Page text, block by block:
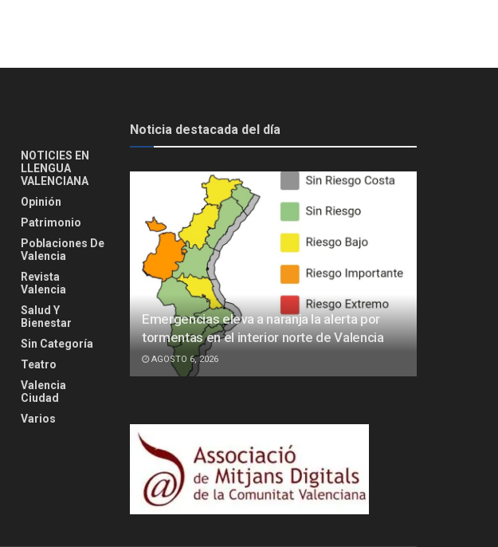
NOTICIES EN
LLENGUA
VALENCIANA
Opinión
Patrimonio
Poblaciones De
Valencia
Revista
Valencia
Salud Y
Bienestar
Sin Categoría
Teatro
Valencia
Ciudad
Varios
Noticia destacada del día
Emergencias eleva a naranja la alerta por
tormentas en el interior norte de Valencia
AGOSTO 6, 2026